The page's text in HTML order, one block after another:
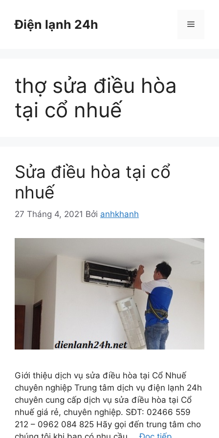
Điện lạnh 24h Menu
thợ sửa điều hòa
tại cổ nhuế
Sửa điều hòa tại cổ
nhuế
27 Tháng 4, 2021 Bởi anhkhanh
Giới thiệu dịch vụ sửa điều hòa tại Cổ Nhuế
chuyên nghiệp Trung tâm dịch vụ điện lạnh 24h
chuyên cung cấp dịch vụ sửa điều hòa tại Cổ
nhuế giá rẻ, chuyên nghiệp. SĐT: 02466 559
212 – 0962 084 825 Hãy gọi đến trung tâm cho